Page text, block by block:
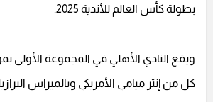
بطولة كأس العالم للأندية 2025.
ويقع النادي الأهلي في المجموعة الأولى
كل من إنتر ميامي الأمريكي وبالميراس